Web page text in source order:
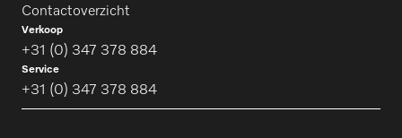
Contactoverzicht
Verkoop
+31 (0) 347 378 884
Service
+31 (0) 347 378 884